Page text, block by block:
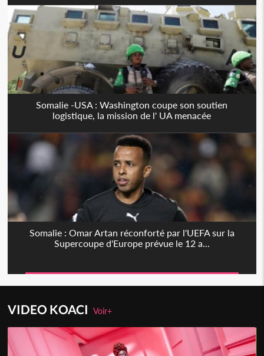
Somalie -USA : Washington coupe son soutien
logistique, la mission de l' UA menacée
Somalie : Omar Artan réconforté par l'UEFA sur la
Supercoupe d'Europe prévue le 12 a...
VIDEO KOACIVoir+